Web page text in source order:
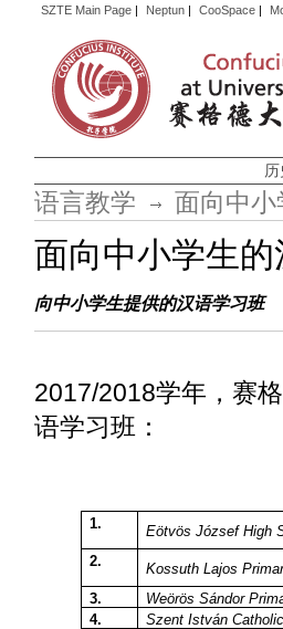
SZTE Main Page| Neptun| CooSpace|
历
语言教学 面向中小
面向中小学生的
向中小学生提供的汉语学习班
2017/2018学年，赛
语学习班：
1.
Eötvös József High
2.
Kossuth Lajos
3.
Weörös Sándor
4.
Szent István